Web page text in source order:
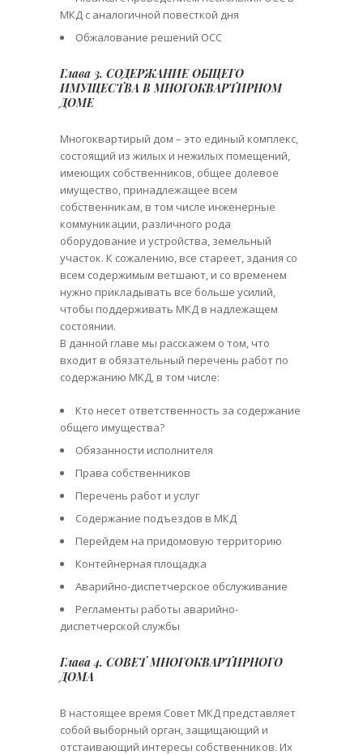
МКД с аналогичной повесткой дня
Обжалование решений ОСС
Глава 3. СОДЕРЖАНИЕ ОБЩЕГО
ИМУЩЕСТВА В МНОГОКВАРТИРНОМ
ДОМЕ
Многоквартирый дом – это единый комплекс,
состоящий из жилых и нежилых помещений,
имеющих собственников, общее долевое
имущество, принадлежащее всем
собственникам, в том числе инженерные
коммуникации, различного рода
оборудование и устройства, земельный
участок. К сожалению, все стареет, здания со
всем содержимым ветшают, и со временем
нужно прикладывать все больше усилий,
чтобы поддерживать МКД в надлежащем
состоянии.
В данной главе мы расскажем о том, что
входит в обязательный перечень работ по
содержанию МКД, в том числе:
Кто несет ответственность за содержание
общего имущества?
Обязанности исполнителя
Права собственников
Перечень работ и услуг
Содержание подъездов в МКД
Перейдем на придомовую территорию
Контейнерная площадка
Аварийно-диспетчерское обслуживание
Регламенты работы аварийно-
диспетчерской службы
Глава 4. СОВЕТ МНОГОКВАРТИРНОГО
ДОМА
В настоящее время Совет МКД представляет
собой выборный орган, защищающий и
отстаивающий интересы собственников. Их